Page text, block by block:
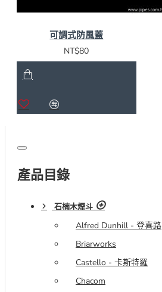
可調式防風蓋
NT$80
產品目錄
石楠木煙斗
Alfred Dunhill - 登喜路
Briarworks
Castello - 卡斯特羅
Chacom